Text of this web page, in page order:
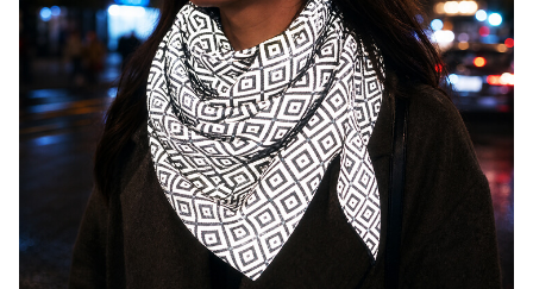
Catalogare
Video
Contatto